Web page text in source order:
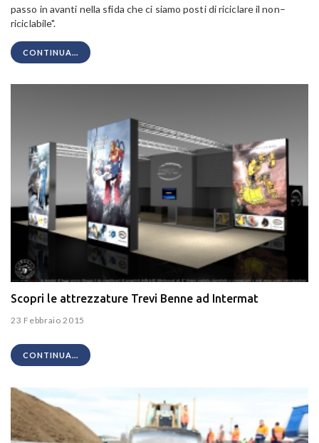
passo in avanti nella sfida che ci siamo posti di riciclare il non–
riciclabile".
CONTINUA...
Scopri le attrezzature Trevi Benne ad Intermat
23 Febbraio 2015
CONTINUA...